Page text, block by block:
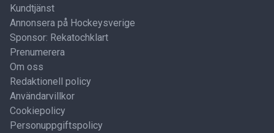
Kundtjänst
Annonsera på Hockeysverige
Sponsor: Rekatochklart
Prenumerera
Om oss
Redaktionell policy
Användarvillkor
Cookiepolicy
Personuppgiftspolicy